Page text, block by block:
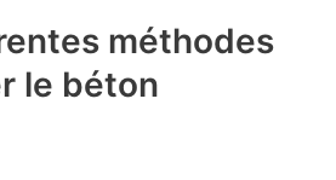
méthodes
le béton